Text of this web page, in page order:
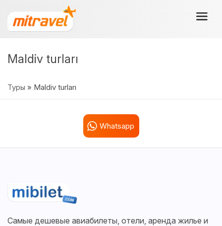
Maldiv turları
Туры » Maldiv turları
Whatsapp
Самые дешевые авиабилеты, отели, аренда жилье и